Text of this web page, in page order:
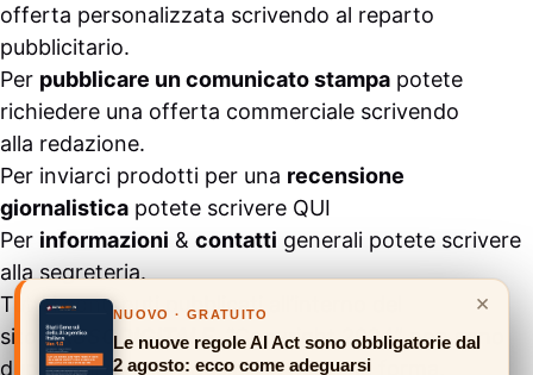
offerta personalizzata scrivendo al reparto
pubblicitario.
Per pubblicare un comunicato stampa potete
richiedere una offerta commerciale scrivendo
alla redazione.
Per inviarci prodotti per una recensione
giornalistica potete scrivere QUI
Per informazioni & contatti generali potete scrivere
alla segreteria.
Tutti i contenuti pubblicati all’interno del
sito #ASSODIGITALE.“Copyright 2024” non sono
duplicabili e/o riproducibili in nessuna forma,
×
NUOVO · GRATUITO
Le nuove regole AI Act sono obbligatorie dal
2 agosto: ecco come adeguarsi